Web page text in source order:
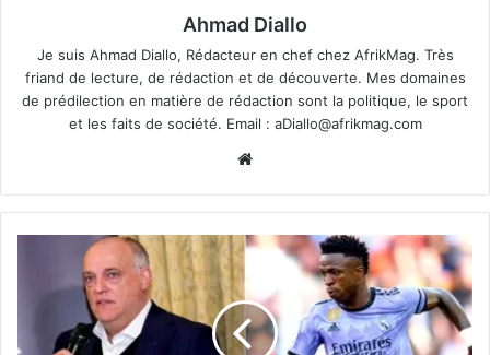
Ahmad Diallo
Je suis Ahmad Diallo, Rédacteur en chef chez AfrikMag. Très
friand de lecture, de rédaction et de découverte. Mes domaines
de prédilection en matière de rédaction sont la politique, le sport
et les faits de société. Email : aDiallo@afrikmag.com